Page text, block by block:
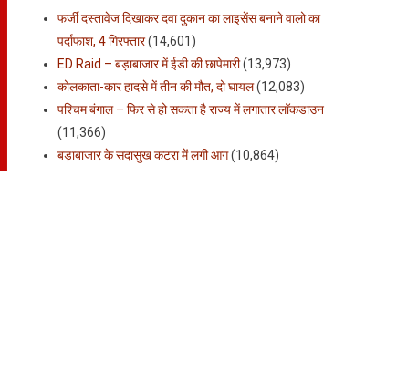
फर्जी दस्तावेज दिखाकर दवा दुकान का लाइसेंस बनाने वालो का
पर्दाफाश, 4 गिरफ्तार(14,601)
ED Raid – बड़ाबाजार में ईडी की छापेमारी(13,973)
कोलकाता-कार हादसे में तीन की मौत, दो घायल(12,083)
पश्चिम बंगाल – फिर से हो सकता है राज्य में लगातार लॉकडाउन
(11,366)
बड़ाबाजार के सदासुख कटरा में लगी आग(10,864)